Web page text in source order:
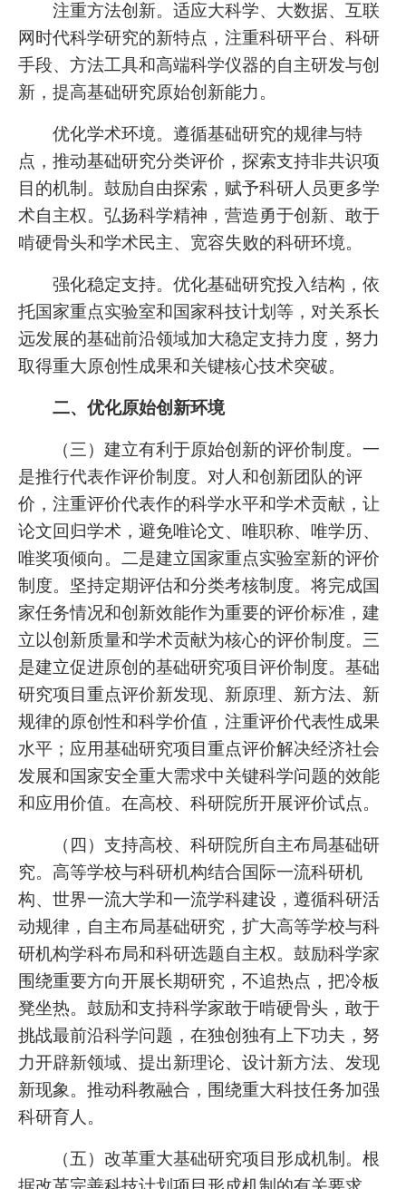
注重方法创新。适应大科学、大数据、互联
网时代科学研究的新特点，注重科研平台、科研
手段、方法工具和高端科学仪器的自主研发与创
新，提高基础研究原始创新能力。
优化学术环境。遵循基础研究的规律与特
点，推动基础研究分类评价，探索支持非共识项
目的机制。鼓励自由探索，赋予科研人员更多学
术自主权。弘扬科学精神，营造勇于创新、敢于
啃硬骨头和学术民主、宽容失败的科研环境。
强化稳定支持。优化基础研究投入结构，依
托国家重点实验室和国家科技计划等，对关系长
远发展的基础前沿领域加大稳定支持力度，努力
取得重大原创性成果和关键核心技术突破。
二、优化原始创新环境
（三）建立有利于原始创新的评价制度。一
是推行代表作评价制度。对人和创新团队的评
价，注重评价代表作的科学水平和学术贡献，让
论文回归学术，避免唯论文、唯职称、唯学历、
唯奖项倾向。二是建立国家重点实验室新的评价
制度。坚持定期评估和分类考核制度。将完成国
家任务情况和创新效能作为重要的评价标准，建
立以创新质量和学术贡献为核心的评价制度。三
是建立促进原创的基础研究项目评价制度。基础
研究项目重点评价新发现、新原理、新方法、新
规律的原创性和科学价值，注重评价代表性成果
水平；应用基础研究项目重点评价解决经济社会
发展和国家安全重大需求中关键科学问题的效能
和应用价值。在高校、科研院所开展评价试点。
（四）支持高校、科研院所自主布局基础研
究。高等学校与科研机构结合国际一流科研机
构、世界一流大学和一流学科建设，遵循科研活
动规律，自主布局基础研究，扩大高等学校与科
研机构学科布局和科研选题自主权。鼓励科学家
围绕重要方向开展长期研究，不追热点，把冷板
凳坐热。鼓励和支持科学家敢于啃硬骨头，敢于
挑战最前沿科学问题，在独创独有上下功夫，努
力开辟新领域、提出新理论、设计新方法、发现
新现象。推动科教融合，围绕重大科技任务加强
科研育人。
（五）改革重大基础研究项目形成机制。根